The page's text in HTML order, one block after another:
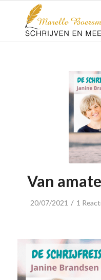
Van
20/07/2021 / 1